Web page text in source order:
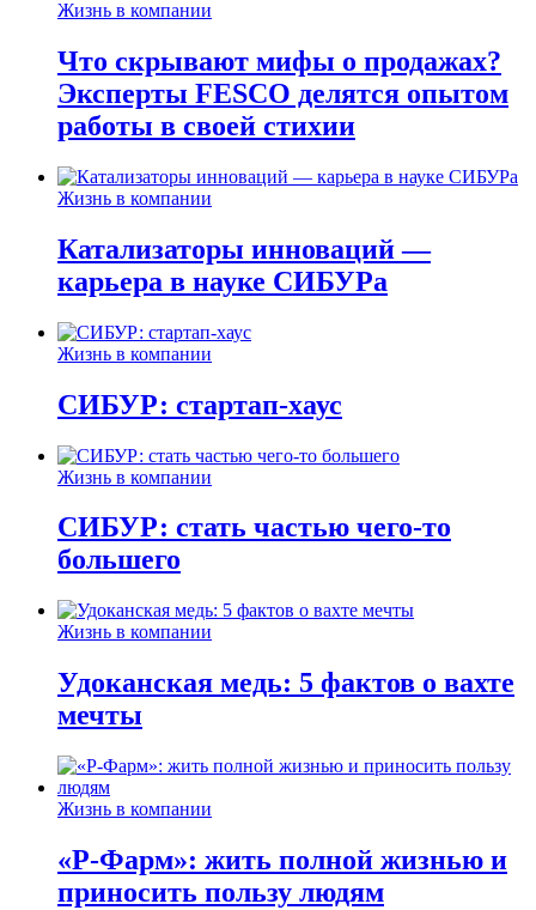
Жизнь в компании
Что скрывают мифы о продажах?
Эксперты FESCO делятся опытом
работы в своей стихии
Жизнь в компании
Катализаторы инноваций —
карьера в науке СИБУРа
Жизнь в компании
СИБУР: стартап-хаус
Жизнь в компании
СИБУР: стать частью чего-то
большего
Жизнь в компании
Удоканская медь: 5 фактов о вахте
мечты
Жизнь в компании
«Р-Фарм»: жить полной жизнью и
приносить пользу людям